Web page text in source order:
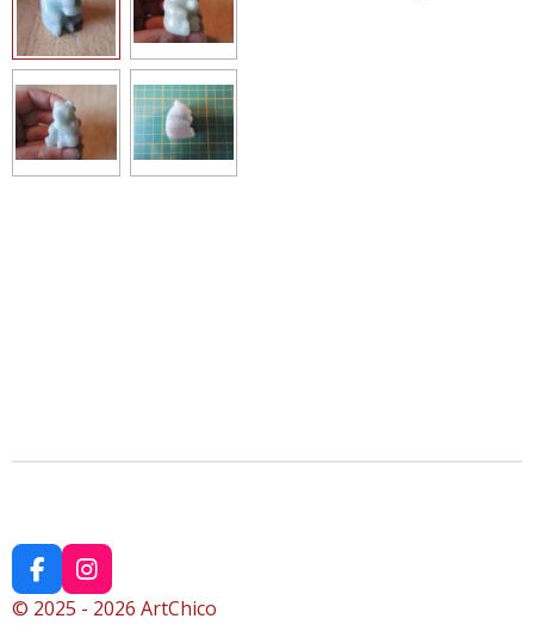
F
a
I
n
© 2025 - 2026 ArtChico